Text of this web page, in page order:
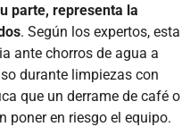
parte, representa la
. Según los expertos, esta
ante chorros de agua a
durante limpiezas con
que un derrame de café o
poner en riesgo el equipo.